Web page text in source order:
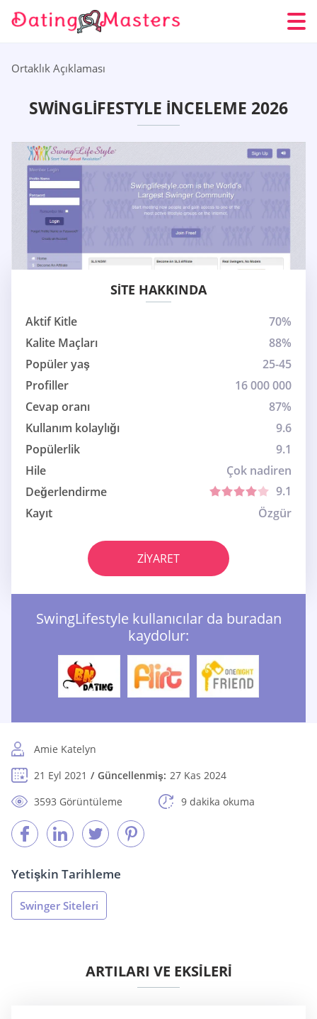
Ortaklık Açıklaması
SWINGLIFESTYLE İNCELEME 2026
SITE HAKKINDA
Aktif Kitle
70%
Kalite Maçları
88%
Popüler yaş
25-45
Profiller
16 000 000
Cevap oranı
87%
Kullanım kolaylığı
9.6
Popülerlik
9.1
Hile
Çok nadiren
Değerlendirme
9.1
Kayıt
Özgür
ZIYARET
SwingLifestyle kullanıcılar da buradan
kaydolur:
Amie Katelyn
21 Eyl 2021
Güncellenmiş: 27 Kas 2024
3593 Görüntüleme
9 dakika okuma
Yetişkin Tarihleme
Swinger Siteleri
ARTILARI VE EKSİLERİ